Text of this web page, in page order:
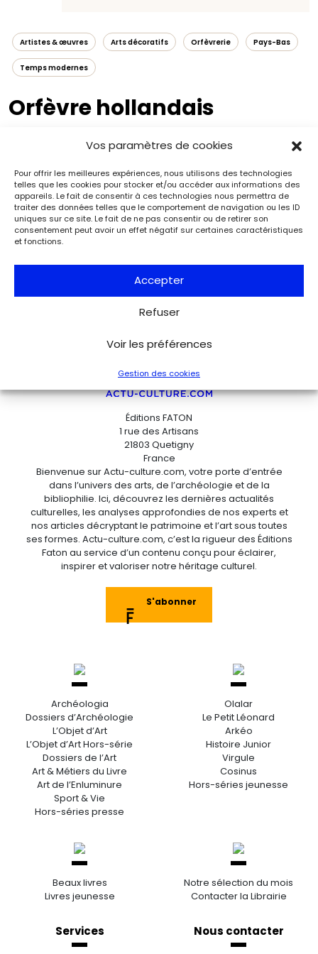
Vos paramètres de cookies
Pour offrir les meilleures expériences, nous utilisons des technologies
telles que les cookies pour stocker et/ou accéder aux informations des
appareils. Le fait de consentir à ces technologies nous permettra de
traiter des données telles que le comportement de navigation ou les ID
uniques sur ce site. Le fait de ne pas consentir ou de retirer son
consentement peut avoir un effet négatif sur certaines caractéristiques
et fonctions.
Accepter
Refuser
Voir les préférences
Gestion des cookies
Artistes & œuvres Arts décoratifs Orfèvrerie Pays-Bas
Temps modernes
Orfèvre hollandais
Vers 1586-1633
Éditions FATON
1 rue des Artisans
21803 Quetigny
France
Bienvenue sur Actu-culture.com, votre porte d’entrée
dans l’univers des arts, de l’archéologie et de la
bibliophilie. Ici, découvrez les dernières actualités
culturelles, les analyses approfondies de nos experts et
nos articles décryptant le patrimoine et l’art sous toutes
ses formes. Actu-culture.com, c’est la rigueur des Éditions
Faton au service d’un contenu conçu pour éclairer,
inspirer et valoriser notre héritage culturel.
S'abonner
Archéologia
Dossiers d’Archéologie
L’Objet d’Art
L’Objet d’Art Hors-série
Dossiers de l’Art
Art & Métiers du Livre
Art de l’Enluminure
Sport & Vie
Hors-séries presse
Olalar
Le Petit Léonard
Arkéo
Histoire Junior
Virgule
Cosinus
Hors-séries jeunesse
Beaux livres
Livres jeunesse
Notre sélection du mois
Contacter la Librairie
Services Nous contacter